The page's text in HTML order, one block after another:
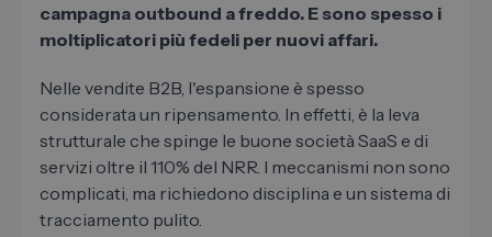
campagna outbound a freddo. E sono spesso i
moltiplicatori più fedeli per nuovi affari.
Nelle vendite B2B, l'espansione è spesso
considerata un ripensamento. In effetti, è la leva
strutturale che spinge le buone società SaaS e di
servizi oltre il 110% del NRR. I meccanismi non sono
complicati, ma richiedono disciplina e un sistema di
tracciamento pulito.